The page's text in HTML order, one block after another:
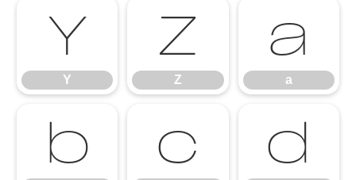
Y
Y
Z
Z
a
a
b c d